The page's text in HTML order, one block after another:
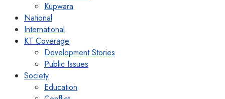
Kupwara
National
International
KT Coverage
Development Stories
Public Issues
Society
Education